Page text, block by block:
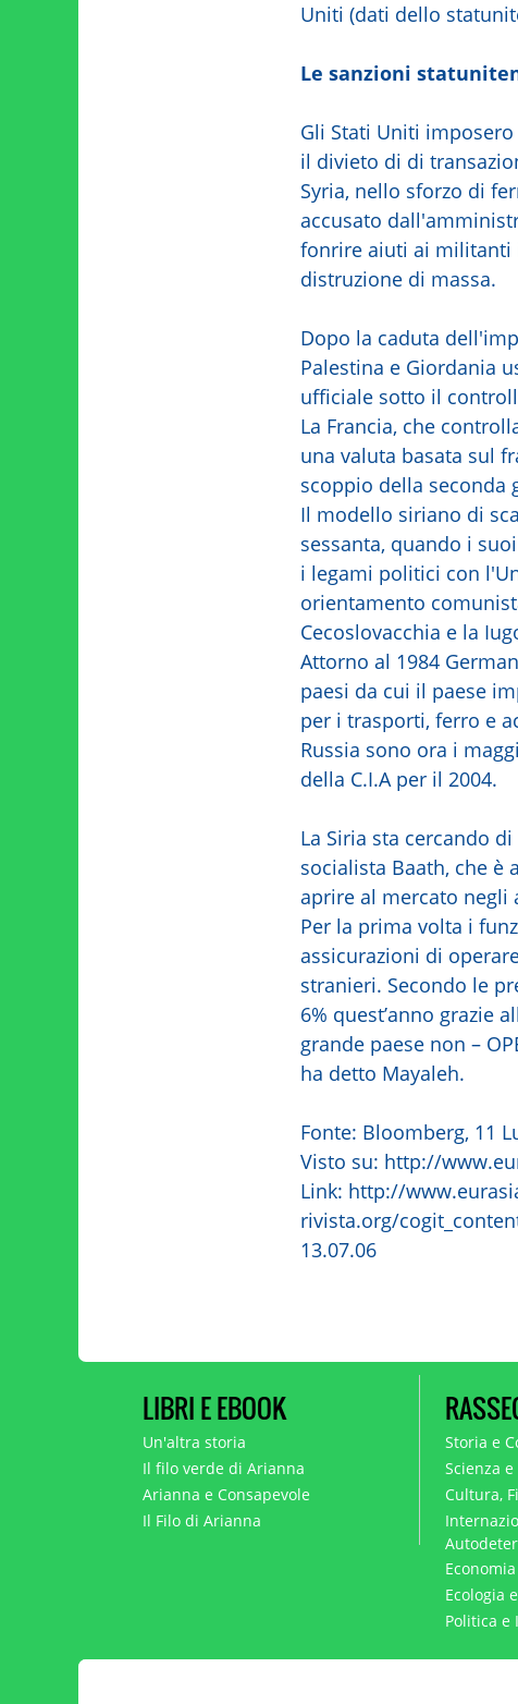
Uniti (dati dello
Le sanzioni
Gli Stati Uniti
il divieto di di
Syria, nello sforzo di
accusato
fonrire aiuti ai militanti
distruzione di massa.
Dopo la caduta
Palestina e Giordania
ufficiale sotto il
La Francia, che
una valuta basata sul
scoppio della seconda
Il modello siriano di
sessanta, quando i
i legami politici con
orientamento
Cecoslovacchia e la
Attorno al 1984
paesi da cui il paese
per i trasporti, ferro e
Russia sono ora i
della C.I.A per il 2004.
La Siria sta cercando
socialista Baath, che è
aprire al mercato negli
Per la prima volta i
assicurazioni di
stranieri. Secondo le
6% quest’anno grazie
grande paese non –
ha detto Mayaleh.
Fonte: Bloomberg, 11
Visto su: http://
Link: http://
rivista.org/
13.07.06
LIBRI E EBOOK
Un'altra storia
Il filo verde di Arianna
Arianna e Consapevole
Il Filo di Arianna
Storia e
Scienza
Cultura,
Ecologia
Politica e